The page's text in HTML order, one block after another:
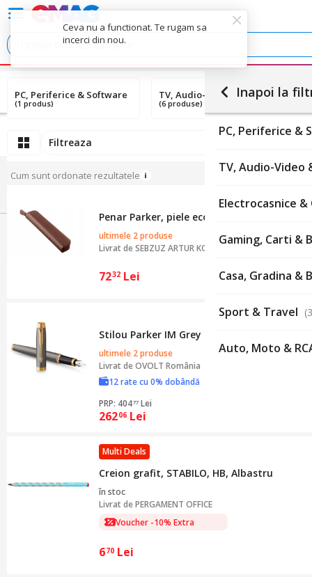
Inapoi la
PC, Periferice &
TV, Audio-Video
Electrocasnice
Gaming, Carti &
Casa, Gradina &
Sport & Travel
Auto, Moto &
PC, Periferice & Software
(1 produs)
TV, Audio-Video & Foto
(6 produse)
Filtreaza
Cum sunt ordonate rezultatele
Penar Parker, piele ecologica, maro,
ultimele 2 produse
Livrat deSEBZUZ ARTUR KOWALSKI
7232 Lei
Stilou Parker IM Grey GT F, 2024
ultimele 2 produse
Livrat deOVOLT România
12 rate cu 0% dobândă
PRP: 40477 Lei
26206 Lei
Multi Deals
Creion grafit, STABILO, HB, Albastru
în stoc
Livrat dePERGAMENT OFFICE
Voucher -10% Extra
670 Lei